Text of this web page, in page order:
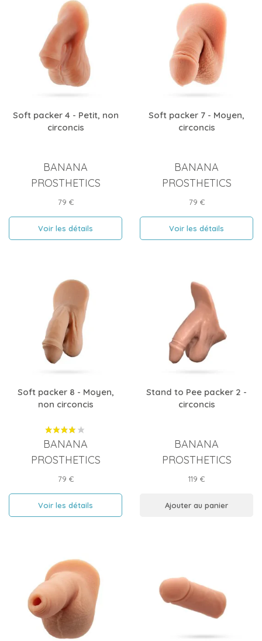
Soft packer 4 - Petit, non
circoncis
BANANA
PROSTHETICS
Prix
79 €
Voir les détails
Soft packer 7 - Moyen,
circoncis
BANANA
PROSTHETICS
Prix
79 €
Voir les détails
Soft packer 8 - Moyen,
non circoncis
BANANA
PROSTHETICS
Prix
79 €
Voir les détails
Stand to Pee packer 2 -
circoncis
BANANA
PROSTHETICS
Prix
119 €
Ajouter au panier